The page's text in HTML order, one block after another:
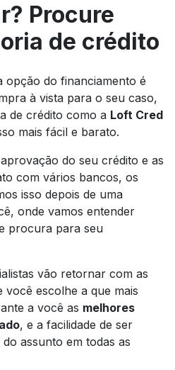
Procure
de crédito
opção do financiamento é
à vista para o seu caso,
de crédito como a Loft Cred
mais fácil e barato.
do seu crédito e as
com vários bancos, os
isso depois de uma
onde vamos entender
procura para seu
vão retornar com as
escolhe a que mais
a você as melhores
, e a facilidade de ser
assunto em todas as